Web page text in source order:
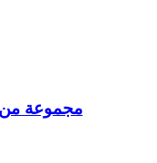
مجموعة من أفضل 10